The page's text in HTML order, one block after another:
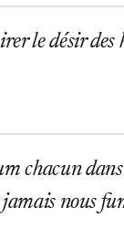
le désir des
chacun
nous